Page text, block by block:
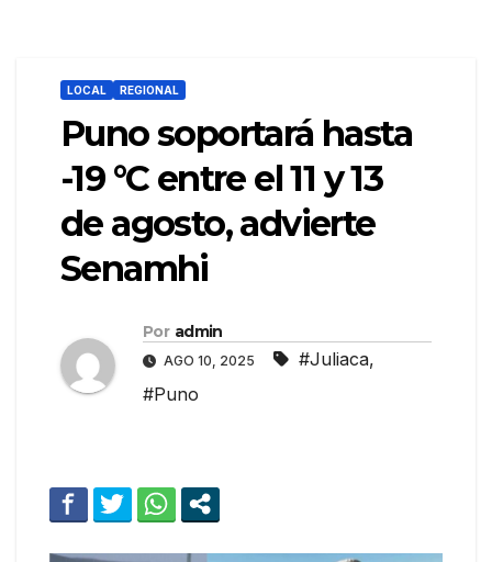
LOCAL REGIONAL
Puno soportará hasta
-19 °C entre el 11 y 13
de agosto, advierte
Senamhi
Por admin
AGO 10, 2025 #Juliaca,
#Puno